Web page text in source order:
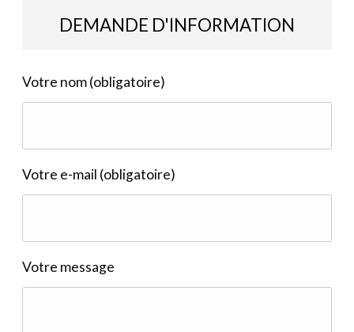
DEMANDE D'INFORMATION
Votre nom (obligatoire)
Votre e-mail (obligatoire)
Votre message